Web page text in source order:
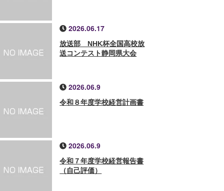
2026.06.17
放送部 NHK杯全国高校放
送コンテスト静岡県大会
2026.06.9
令和８年度学校経営計画書
2026.06.9
令和７年度学校経営報告書
（自己評価）